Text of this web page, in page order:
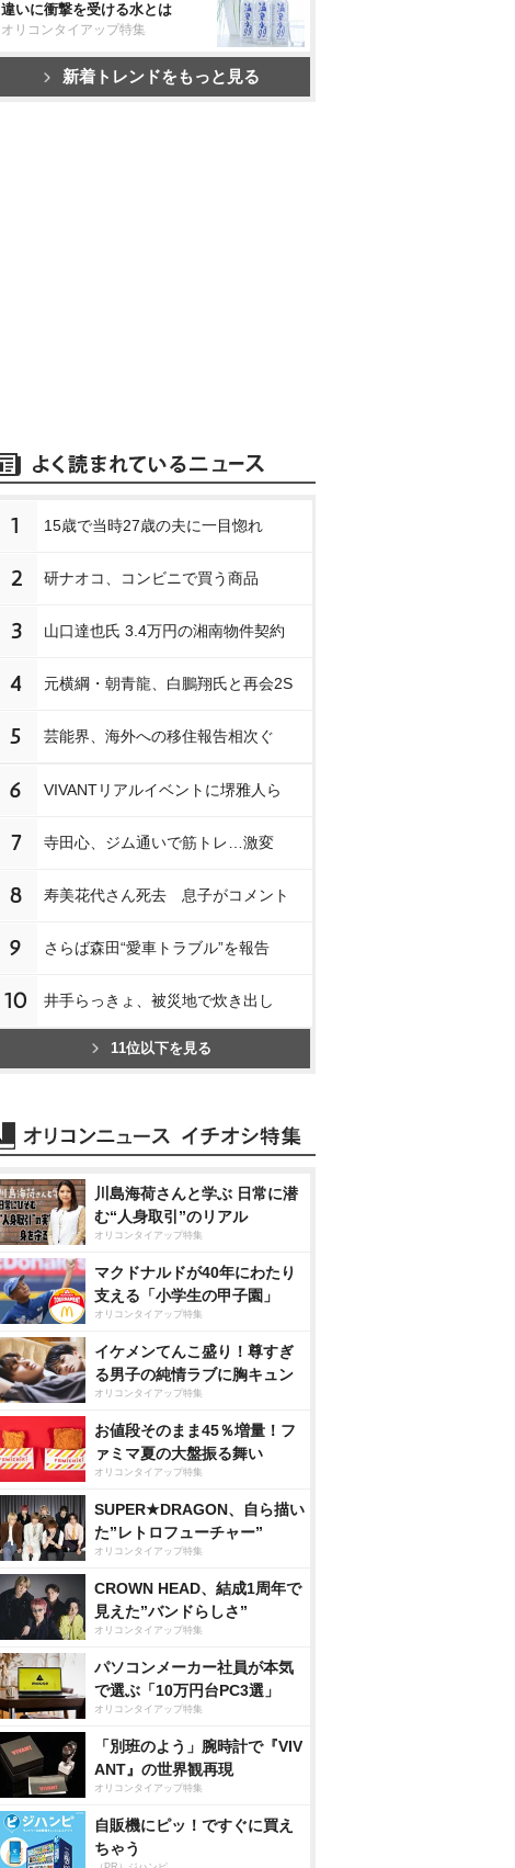
違いに衝撃を受ける水とは
オリコンタイアップ特集
新着トレンドをもっと見る
1 15歳で当時27歳の夫に一目惚れ
2 研ナオコ、コンビニで買う商品
3 山口達也氏 3.4万円の湘南物件契約
4 元横綱・朝青龍、白鵬翔氏と再会2S
5 芸能界、海外への移住報告相次ぐ
6 VIVANTリアルイベントに堺雅人ら
7 寺田心、ジム通いで筋トレ…激変
8 寿美花代さん死去 息子がコメント
9 さらば森田“愛車トラブル”を報告
10 井手らっきょ、被災地で炊き出し
11位以下を見る
川島海荷さんと学ぶ 日常に潜
む“人身取引”のリアル
オリコンタイアップ特集
マクドナルドが40年にわたり
支える「小学生の甲子園」
オリコンタイアップ特集
イケメンてんこ盛り！尊すぎ
る男子の純情ラブに胸キュン
オリコンタイアップ特集
お値段そのまま45％増量！フ
ァミマ夏の大盤振る舞い
オリコンタイアップ特集
SUPER★DRAGON、自ら描い
た”レトロフューチャー”
オリコンタイアップ特集
CROWN HEAD、結成1周年で
見えた”バンドらしさ”
オリコンタイアップ特集
パソコンメーカー社員が本気
で選ぶ「10万円台PC3選」
オリコンタイアップ特集
「別班のよう」腕時計で『VIV
ANT』の世界観再現
オリコンタイアップ特集
自販機にピッ！ですぐに買え
ちゃう